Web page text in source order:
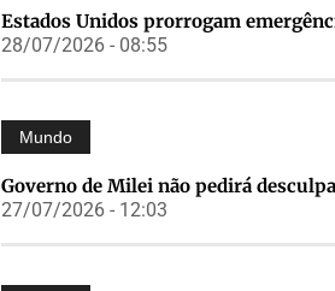
Estados Unidos prorrogam
28/07/2026 - 08:55
Mundo
Governo de Milei não pedirá
27/07/2026 - 12:03